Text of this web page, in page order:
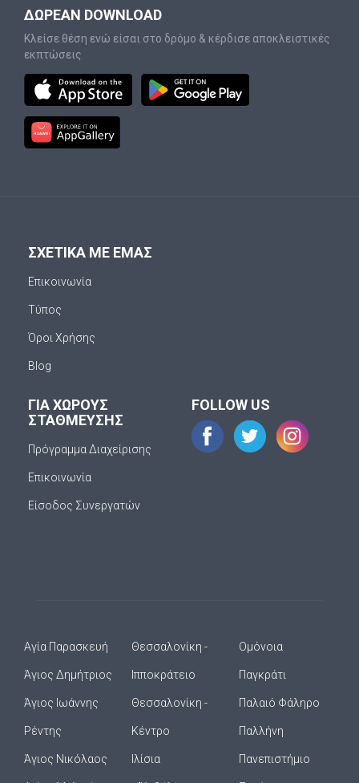
ΔΩΡΕΑΝ DOWNLOAD
Κλείσε θέση ενώ είσαι στο δρόμο & κέρδισε αποκλειστικές
εκπτώσεις
ΣΧΕΤΙΚΑ ΜΕ ΕΜΑΣ
Επικοινωνία
Τύπος
Όροι Χρήσης
Blog
ΓΙΑ ΧΩΡΟΥΣ
ΣΤΑΘΜΕΥΣΗΣ
Πρόγραμμα Διαχείρισης
Επικοινωνία
Είσοδος Συνεργατών
FOLLOW US
Αγία Παρασκευή
Άγιος Δημήτριος
Άγιος Ιωάννης
Ρέντης
Άγιος Νικόλαος
Θεσσαλονίκη -
Ιπποκράτειο
Θεσσαλονίκη -
Κέντρο
Ιλίσια
Ομόνοια
Παγκράτι
Παλαιό Φάληρο
Παλλήνη
Πανεπιστήμιο